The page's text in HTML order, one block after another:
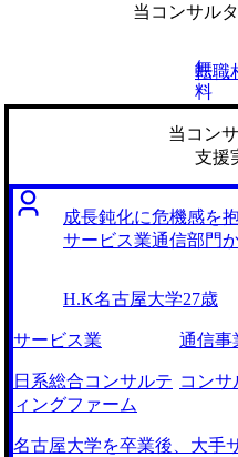
当コンサル
無
料
転職
当コン
支援
成長鈍化に危機感を
サービス業通信部門
H.K名古屋大学27歳
サービス業 通信事
日系総合コンサルテ
ィングファーム
コンサ
名古屋大学を卒業後、大手